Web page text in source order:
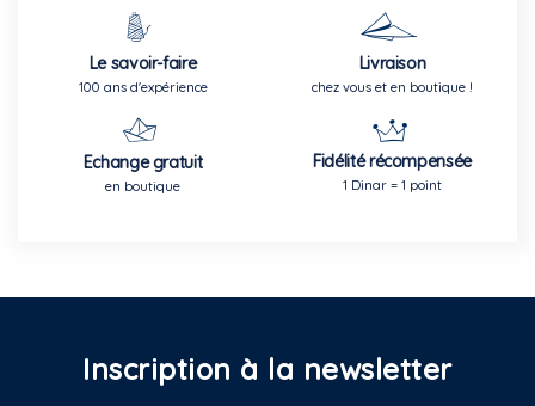
Le savoir-faire
100 ans d'expérience
Livraison
chez vous et en boutique !
Echange gratuit
en boutique
Fidélité récompensée
1 Dinar = 1 point
Inscription à la newsletter